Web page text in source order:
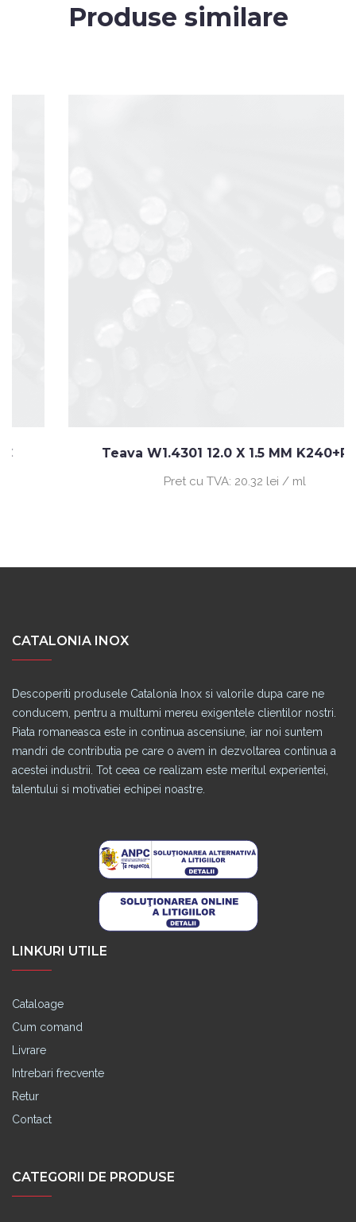
Produse similare
Teava W1.4301 12.0 X 1.5 MM K240+PVC
Pret cu TVA:20.32 lei / ml
CATALONIA INOX
Descoperiti produsele Catalonia Inox si valorile dupa care ne
conducem, pentru a multumi mereu exigentele clientilor nostri.
Piata romaneasca este in continua ascensiune, iar noi suntem
mandri de contributia pe care o avem in dezvoltarea continua a
acestei industrii. Tot ceea ce realizam este meritul experientei,
talentului si motivatiei echipei noastre.
LINKURI UTILE
Cataloage
Cum comand
Livrare
Intrebari frecvente
Retur
Contact
CATEGORII DE PRODUSE